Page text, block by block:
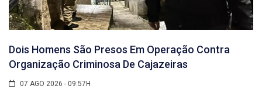
Dois Homens São Presos Em Operação Contra
Organização Criminosa De Cajazeiras
07 AGO 2026 - 09:57H